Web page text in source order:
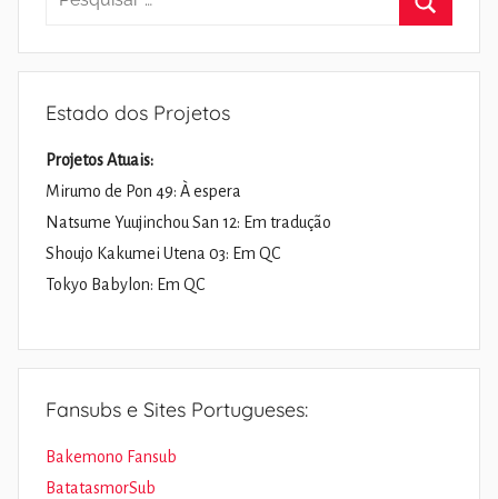
Estado dos Projetos
Projetos Atuais:
Mirumo de Pon 49: À espera
Natsume Yuujinchou San 12: Em tradução
Shoujo Kakumei Utena 03: Em QC
Tokyo Babylon: Em QC
Fansubs e Sites Portugueses:
Bakemono Fansub
BatatasmorSub